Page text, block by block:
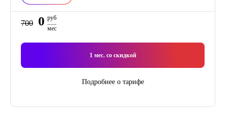
700 0 руб
мес
1мес. со скидкой
Подробнее о тарифе